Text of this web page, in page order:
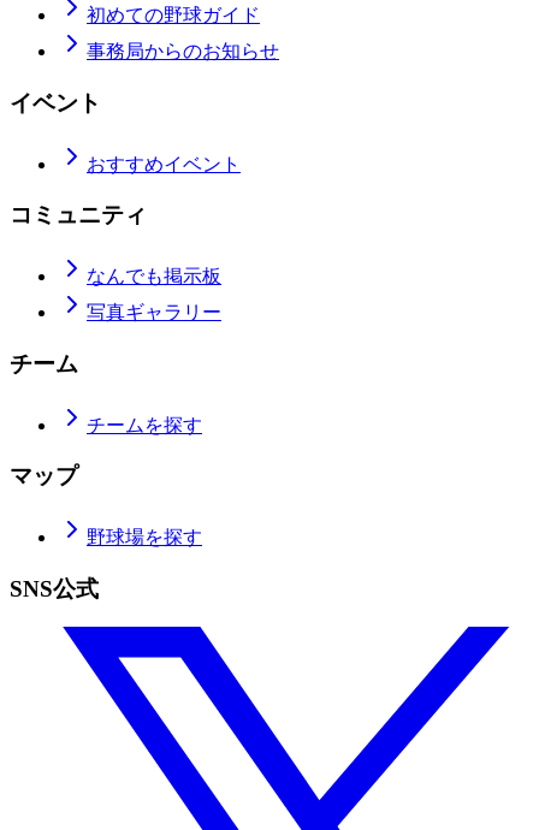
初めての野球ガイド
事務局からのお知らせ
イベント
おすすめイベント
コミュニティ
なんでも掲示板
写真ギャラリー
チーム
チームを探す
マップ
野球場を探す
SNS公式